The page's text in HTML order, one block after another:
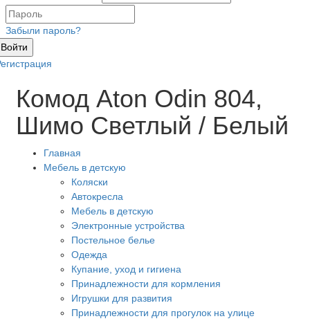
Забыли пароль?
Войти
Комод Aton Odin 804,
Шимо Светлый / Белый
Главная
Мебель в детскую
Коляски
Автокресла
Мебель в детскую
Электронные устройства
Постельное белье
Одежда
Купание, уход и гигиена
Принадлежности для кормления
Игрушки для развития
Принадлежности для прогулок на улице